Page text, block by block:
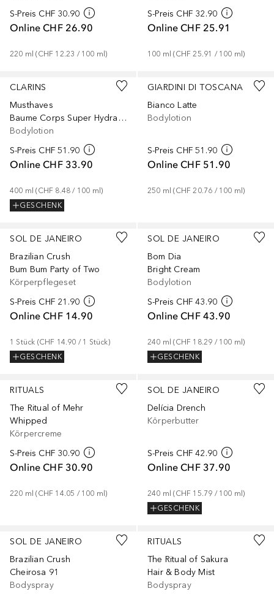
S-Preis CHF 30.90
Online CHF 26.90
220 ml (CHF 12.23 / 100 ml)
S-Preis CHF 32.90
Online CHF 25.91
100 ml (CHF 25.91 / 100 ml)
CLARINS
Musthaves
Baume Corps Super Hydratant XL
Bodylotion
S-Preis CHF 51.90
Online CHF 33.90
400 ml (CHF 8.48 / 100 ml)
GESCHENK
GIARDINI DI TOSCANA
Bianco Latte
Bodylotion
S-Preis CHF 51.90
Online CHF 51.90
250 ml (CHF 20.76 / 100 ml)
SOL DE JANEIRO
Brazilian Crush
Bum Bum Party of Two
Körperpflegeset
S-Preis CHF 21.90
Online CHF 14.90
1 Stück (CHF 14.90 / 1 Stück)
GESCHENK
SOL DE JANEIRO
Bom Dia
Bright Cream
Bodylotion
S-Preis CHF 43.90
Online CHF 43.90
240 ml (CHF 18.29 / 100 ml)
GESCHENK
RITUALS
The Ritual of Mehr
Whipped
Körpercreme
S-Preis CHF 30.90
Online CHF 30.90
220 ml (CHF 14.05 / 100 ml)
SOL DE JANEIRO
Delícia Drench
Körperbutter
S-Preis CHF 42.90
Online CHF 37.90
240 ml (CHF 15.79 / 100 ml)
GESCHENK
SOL DE JANEIRO
Brazilian Crush
Cheirosa 91
Bodyspray
RITUALS
The Ritual of Sakura
Hair & Body Mist
Bodyspray